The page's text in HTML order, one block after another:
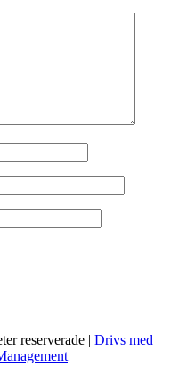
reserverade | Drivs med